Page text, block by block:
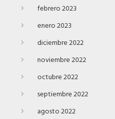
febrero 2023
enero 2023
diciembre 2022
noviembre 2022
octubre 2022
septiembre 2022
agosto 2022